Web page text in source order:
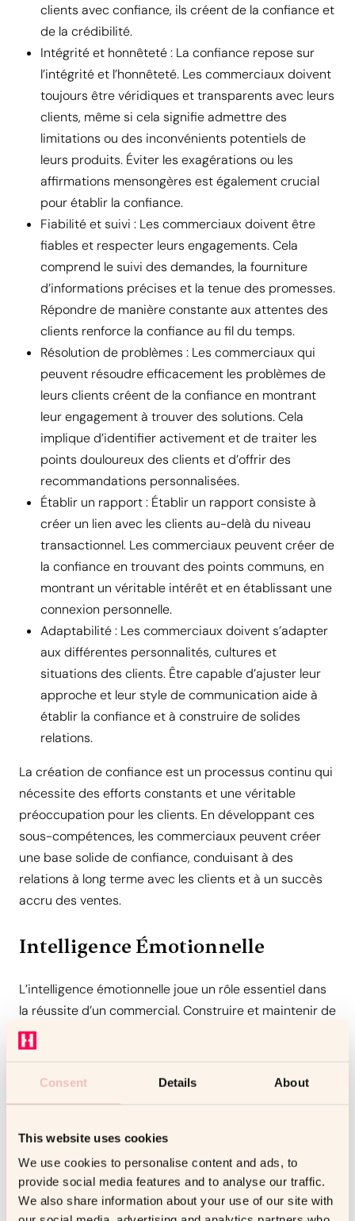
Consent Details About
This website uses cookies
We use cookies to personalise content and ads, to
provide social media features and to analyse our traffic.
We also share information about your use of our site with
clients avec confiance, ils créent de la confiance et
de la crédibilité.
Intégrité et honnêteté : La confiance repose sur
l’intégrité et l’honnêteté. Les commerciaux doivent
toujours être véridiques et transparents avec leurs
clients, même si cela signifie admettre des
limitations ou des inconvénients potentiels de
leurs produits. Éviter les exagérations ou les
affirmations mensongères est également crucial
pour établir la confiance.
Fiabilité et suivi : Les commerciaux doivent être
fiables et respecter leurs engagements. Cela
comprend le suivi des demandes, la fourniture
d’informations précises et la tenue des promesses.
Répondre de manière constante aux attentes des
clients renforce la confiance au fil du temps.
Résolution de problèmes : Les commerciaux qui
peuvent résoudre efficacement les problèmes de
leurs clients créent de la confiance en montrant
leur engagement à trouver des solutions. Cela
implique d’identifier activement et de traiter les
points douloureux des clients et d’offrir des
recommandations personnalisées.
Établir un rapport : Établir un rapport consiste à
créer un lien avec les clients au-delà du niveau
transactionnel. Les commerciaux peuvent créer de
la confiance en trouvant des points communs, en
montrant un véritable intérêt et en établissant une
connexion personnelle.
Adaptabilité : Les commerciaux doivent s’adapter
aux différentes personnalités, cultures et
situations des clients. Être capable d’ajuster leur
approche et leur style de communication aide à
établir la confiance et à construire de solides
relations.
La création de confiance est un processus continu qui
nécessite des efforts constants et une véritable
préoccupation pour les clients. En développant ces
sous-compétences, les commerciaux peuvent créer
une base solide de confiance, conduisant à des
relations à long terme avec les clients et à un succès
accru des ventes.
Intelligence Émotionnelle
L’intelligence émotionnelle joue un rôle essentiel dans
la réussite d’un commercial. Construire et maintenir de
solides relations avec les clients nécessite une
compréhension aiguë de leurs émotions et de leurs
besoins. En étant émotionnellement intelligent, un
traiter leurs préoccupations avec tact et sensibilité.
De plus, l’intelligence émotionnelle permet aux
commerciaux de gérer leurs propres émotions dans
des situations stressantes, ce qui leur permet de